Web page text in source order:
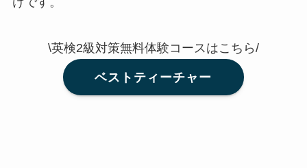
\英検2級対策無料体験コースはこちら/
ベストティーチャー